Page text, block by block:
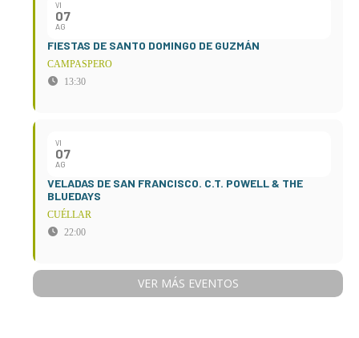
VI
07
AG
FIESTAS DE SANTO DOMINGO DE GUZMÁN
CAMPASPERO
13:30
VI
07
AG
VELADAS DE SAN FRANCISCO. C.T. POWELL & THE
BLUEDAYS
CUÉLLAR
22:00
VER MÁS EVENTOS